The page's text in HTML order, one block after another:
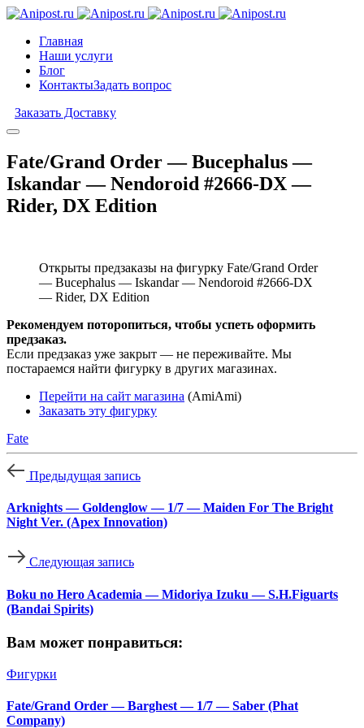
Главная
Наши услуги
Блог
КонтактыЗадать вопрос
Заказать Доставку
Fate/Grand Order — Bucephalus —
Iskandar — Nendoroid #2666-DX —
Rider, DX Edition
Открыты предзаказы на фигурку Fate/Grand Order
— Bucephalus — Iskandar — Nendoroid #2666-DX
— Rider, DX Edition
Рекомендуем поторопиться, чтобы успеть оформить
предзаказ.
Если предзаказ уже закрыт — не переживайте. Мы
постараемся найти фигурку в других магазинах.
Перейти на сайт магазина (AmiAmi)
Заказать эту фигурку
Fate
Предыдущая запись
Arknights — Goldenglow — 1/7 — Maiden For The Bright
Night Ver. (Apex Innovation)
Следующая запись
Boku no Hero Academia — Midoriya Izuku — S.H.Figuarts
(Bandai Spirits)
Вам может понравиться:
Фигурки
Fate/Grand Order — Barghest — 1/7 — Saber (Phat
Company)